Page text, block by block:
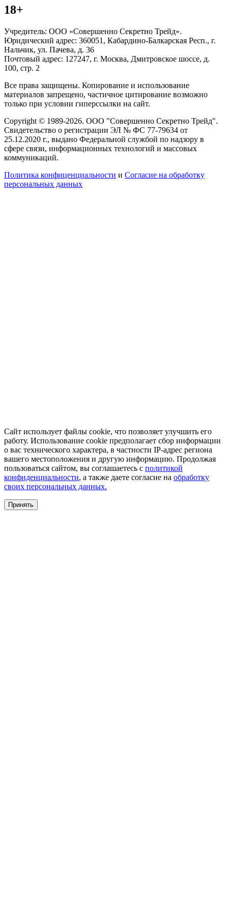
18+
Учредитель: ООО «Совершенно Секретно Трейд».
Юридический адрес: 360051, Кабардино-Балкарская Респ., г.
Нальчик, ул. Пачева, д. 36
Почтовый адрес: 127247, г. Москва, Дмитровское шоссе, д.
100, стр. 2
Все права защищены. Копирование и использование
материалов запрещено, частичное цитирование возможно
только при условии гиперссылки на сайт.
Copyright © 1989-2026. ООО "Совершенно Секретно Трейд".
Свидетельство о регистрации ЭЛ № ФС 77-79634 от
25.12.2020 г., выдано Федеральной службой по надзору в
сфере связи, информационных технологий и массовых
коммуникаций.
Политика конфиценциальности и Согласие на обработку
персональных данных
Сайт использует файлы cookie, что позволяет улучшить его
работу. Использование cookie предполагает сбор информации
о вас технического характера, в частности IP-адрес региона
вашего местоположения и другую информацию. Продолжая
пользоваться сайтом, вы соглашаетесь с политикой
конфиденциальности, а также даете согласие на обработку
своих персональных данных.
Принять